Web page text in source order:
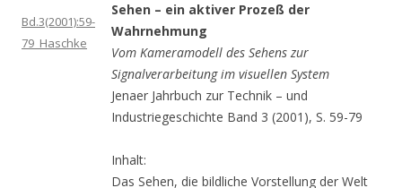
Sehen – ein aktiver Prozeß der
Wahrnehmung
Vom Kameramodell des Sehens zur
Signalverarbeitung im visuellen System
Jenaer Jahrbuch zur Technik – und
Industriegeschichte Band 3 (2001), S. 59-79
Inhalt:
Das Sehen, die bildliche Vorstellung der Welt
n
a
Bd.3(2001):59-
79_Haschke